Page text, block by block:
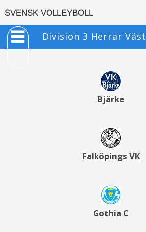
SVENSK VOLLEYBOLL
Division 3 Herrar
Bjärke
Falköpings VK
Gothia C